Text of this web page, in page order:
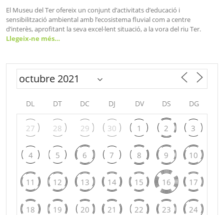
El Museu del Ter ofereix un conjunt d’activitats d’educació i
sensibilització ambiental amb l’ecosistema fluvial com a centre
d’interès, aprofitant la seva excel·lent situació, a la vora del riu Ter.
Llegeix-ne més…
DL DT DC DJ DV DS DG
27 28 29 30 1 2 3
4 5 6 7 8 9 10
11 12 13 14 15 16 17
18 19 20 21 22 23 24